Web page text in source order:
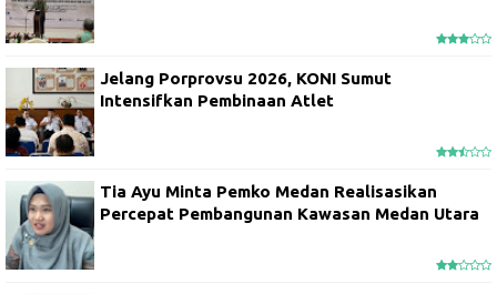
Jelang Porprovsu 2026, KONI Sumut
Intensifkan Pembinaan Atlet
Tia Ayu Minta Pemko Medan Realisasikan
Percepat Pembangunan Kawasan Medan Utara